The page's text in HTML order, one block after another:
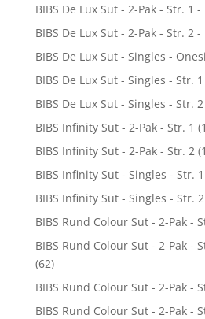
BIBS De Lux Sut - 2-Pak - Str. 1
BIBS De Lux Sut - 2-Pak - Str. 2
BIBS De Lux Sut - Singles -
BIBS De Lux Sut - Singles - Str.
BIBS De Lux Sut - Singles - Str.
BIBS Infinity Sut - 2-Pak - Str. 1
BIBS Infinity Sut - 2-Pak - Str. 2
BIBS Infinity Sut - Singles - Str. 1
BIBS Infinity Sut - Singles - Str. 2
BIBS Rund Colour Sut - 2-Pak -
BIBS Rund Colour Sut - 2-Pak -
(62)
BIBS Rund Colour Sut - 2-Pak -
BIBS Rund Colour Sut - 2-Pak -